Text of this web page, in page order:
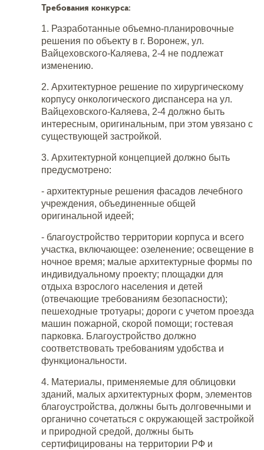
Требования конкурса:
1. Разработанные объемно-планировочные
решения по объекту в г. Воронеж, ул.
Вайцеховского-Каляева, 2-4 не подлежат
изменению.
2. Архитектурное решение по хирургическому
корпусу онкологического диспансера на ул.
Вайцеховского-Каляева, 2-4 должно быть
интересным, оригинальным, при этом увязано с
существующей застройкой.
3. Архитектурной концепцией должно быть
предусмотрено:
- архитектурные решения фасадов лечебного
учреждения, объединенные общей
оригинальной идеей;
- благоустройство территории корпуса и всего
участка, включающее: озеленение; освещение в
ночное время; малые архитектурные формы по
индивидуальному проекту; площадки для
отдыха взрослого населения и детей
(отвечающие требованиям безопасности);
пешеходные тротуары; дороги с учетом проезда
машин пожарной, скорой помощи; гостевая
парковка. Благоустройство должно
соответствовать требованиям удобства и
функциональности.
4. Материалы, применяемые для облицовки
зданий, малых архитектурных форм, элементов
благоустройства, должны быть долговечными и
органично сочетаться с окружающей застройкой
и природной средой, должны быть
сертифицированы на территории РФ и